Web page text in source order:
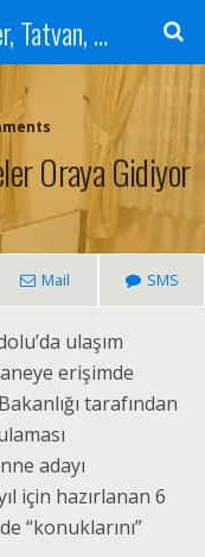
Ajans13.com - Bitlis Haber, Tatvan, Ahlat, Adilcevaz, Mutki, Hizan, Güroymak, Gazete, Ajans, 13, Haber
Oraya Gidiyor
Mail SMS
ulaşım
erişimde
tarafından
adayı
için hazırlanan 6
“konuklarını”